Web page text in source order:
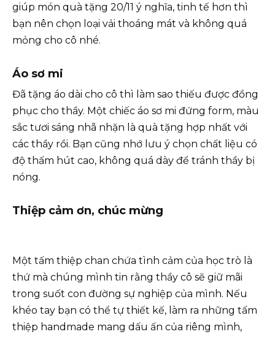
giúp món quà tặng 20/11 ý nghĩa, tinh tế hơn thì
bạn nên chọn loại vải thoáng mát và không quá
mỏng cho cô nhé.
Áo sơ mi
Đã tặng áo dài cho cô thì làm sao thiếu được đồng
phục cho thầy. Một chiếc áo sơ mi đứng form, màu
sắc tươi sáng nhã nhặn là quà tặng hợp nhất với
các thầy rồi. Bạn cũng nhớ lưu ý chọn chất liệu có
độ thấm hút cao, không quá dày để tránh thầy bị
nóng.
Thiệp cảm ơn, chúc mừng
Một tấm thiệp chan chứa tình cảm của học trò là
thứ mà chúng mình tin rằng thầy cô sẽ giữ mãi
trong suốt con đường sự nghiệp của mình. Nếu
khéo tay bạn có thể tự thiết kế, làm ra những tấm
thiệp handmade mang dấu ấn của riêng mình,